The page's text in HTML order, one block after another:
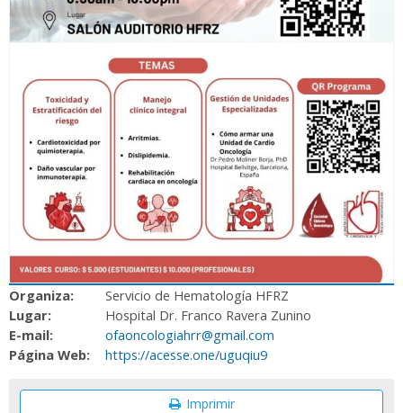
Organiza:
Servicio de Hematología HFRZ
Lugar:
Hospital Dr. Franco Ravera Zunino
E-mail:
ofaoncologiahrr@gmail.com
Página Web:
https://acesse.one/uguqiu9
Imprimir